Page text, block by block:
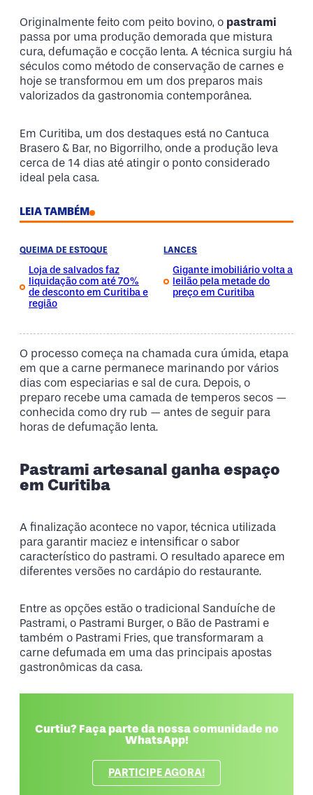
Originalmente feito com peito bovino, o pastrami
passa por uma produção demorada que mistura
cura, defumação e cocção lenta. A técnica surgiu há
séculos como método de conservação de carnes e
hoje se transformou em um dos preparos mais
valorizados da gastronomia contemporânea.
Em Curitiba, um dos destaques está no Cantuca
Brasero & Bar, no Bigorrilho, onde a produção leva
cerca de 14 dias até atingir o ponto considerado
ideal pela casa.
LEIA TAMBÉM
QUEIMA DE ESTOQUE
Loja de salvados faz
liquidação com até 70%
de desconto em Curitiba e
região
LANCES
Gigante imobiliário volta a
leilão pela metade do
preço em Curitiba
O processo começa na chamada cura úmida, etapa
em que a carne permanece marinando por vários
dias com especiarias e sal de cura. Depois, o
preparo recebe uma camada de temperos secos —
conhecida como dry rub — antes de seguir para
horas de defumação lenta.
Pastrami artesanal ganha espaço
em Curitiba
A finalização acontece no vapor, técnica utilizada
para garantir maciez e intensificar o sabor
característico do pastrami. O resultado aparece em
diferentes versões no cardápio do restaurante.
Entre as opções estão o tradicional Sanduíche de
Pastrami, o Pastrami Burger, o Bão de Pastrami e
também o Pastrami Fries, que transformaram a
carne defumada em uma das principais apostas
gastronômicas da casa.
Curtiu? Faça parte da nossa comunidade no
WhatsApp!
PARTICIPE AGORA!